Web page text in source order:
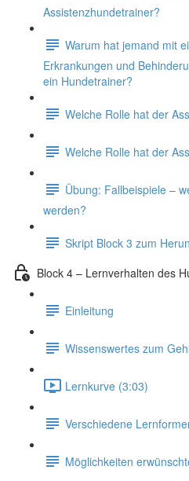
Assistenzhundetrainer?
Warum hat jemand mit
Erkrankungen und
ein Hundetrainer?
Welche Rolle hat der
Welche Rolle hat der
Übung: Fallbeispiele –
werden?
Skript Block 3 zum
Block 4 – Lernverhalten des
Einleitung
Wissenswertes zum
Lernkurve (3:03)
Verschiedene
Möglichkeiten